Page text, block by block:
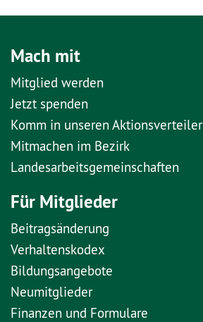
Mach mit
Mitglied werden
Jetzt spenden
Komm in unseren Aktionsverteiler
Mitmachen im Bezirk
Landesarbeitsgemeinschaften
Für Mitglieder
Beitragsänderung
Verhaltenskodex
Bildungsangebote
Neumitglieder
Finanzen und Formulare